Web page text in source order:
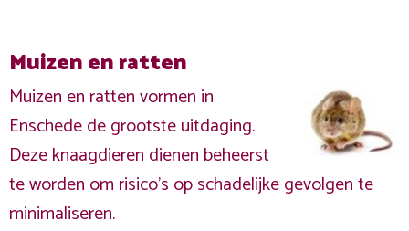
Muizen en ratten
Muizen en ratten vormen in
Enschede de grootste uitdaging.
Deze knaagdieren dienen beheerst
te worden om risico's op schadelijke gevolgen te
minimaliseren.